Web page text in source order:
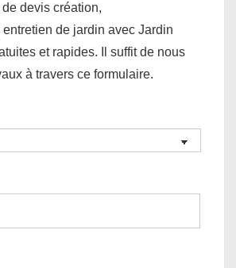
devis création,
de jardin avec Jardin
et rapides. Il suffit de nous
à travers ce formulaire.